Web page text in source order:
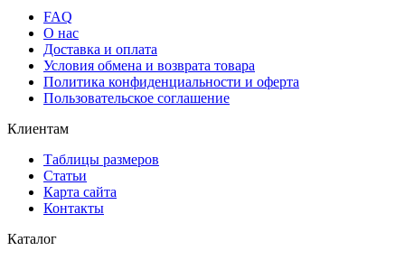
FAQ
О нас
Доставка и оплата
Условия обмена и возврата товара
Политика конфиденциальности и оферта
Пользовательское соглашение
Клиентам
Таблицы размеров
Статьи
Карта сайта
Контакты
Каталог